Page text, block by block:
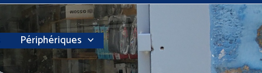
Périphériques